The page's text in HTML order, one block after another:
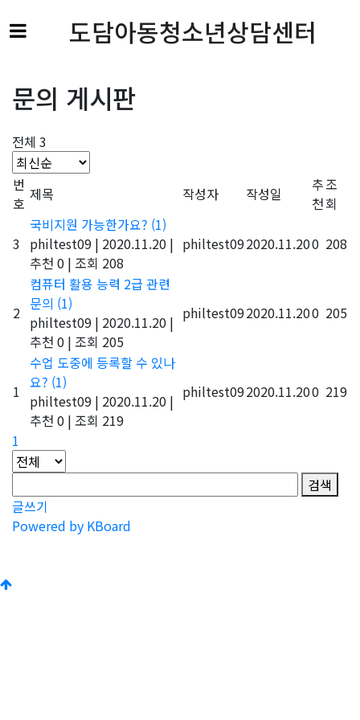
도담아동청소년상담센터
문의 게시판
전체 3
번
호 제목 작성자 작성일
추
천
조
회
3
국비지원 가능한가요? (1)
philtest09 | 2020.11.20 |
추천 0 | 조회 208
philtest092020.11.200 208
2
컴퓨터 활용 능력 2급 관련
문의 (1)
philtest09 | 2020.11.20 |
추천 0 | 조회 205
philtest092020.11.200 205
1
수업 도중에 등록할 수 있나
요? (1)
philtest09 | 2020.11.20 |
추천 0 | 조회 219
philtest092020.11.200 219
1
검색
글쓰기
Powered by KBoard